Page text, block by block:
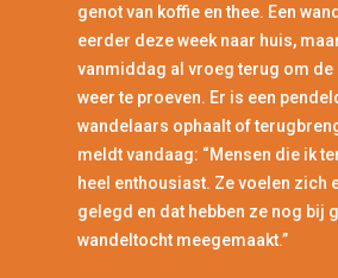
genot van koffie en thee. Een
eerder deze week naar huis,
vanmiddag al vroeg terug om
weer te proeven. Er is een
wandelaars ophaalt of
meldt vandaag: “Mensen die ik
heel enthousiast. Ze voelen zich
gelegd en dat hebben ze nog bij
wandeltocht meegemaakt.”